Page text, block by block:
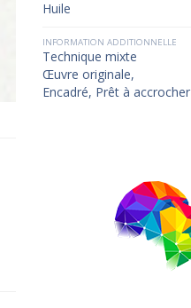
Huile
INFORMATION ADDITIONNELLE
Technique mixte
Œuvre originale,
Encadré, Prêt à accrocher